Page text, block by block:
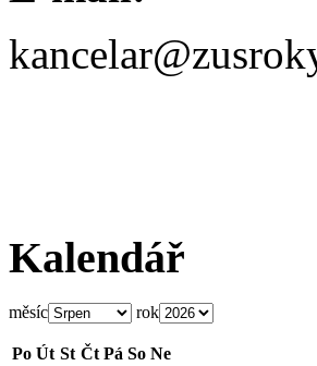
Kalendář
měsíc rok
Po Út St Čt Pá So Ne